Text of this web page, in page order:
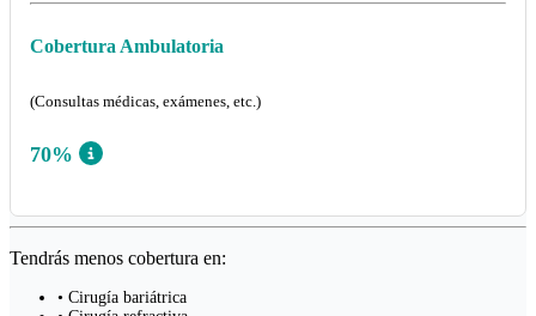
Cobertura Ambulatoria
(Consultas médicas, exámenes, etc.)
70%
Tendrás menos cobertura en:
• Cirugía bariátrica